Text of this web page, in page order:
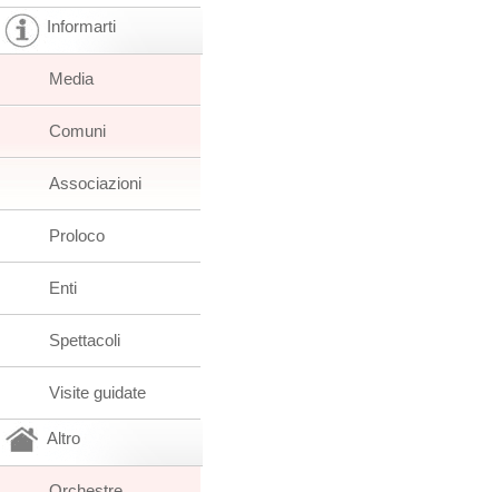
Informarti
Media
Comuni
Associazioni
Proloco
Enti
Spettacoli
Visite guidate
Altro